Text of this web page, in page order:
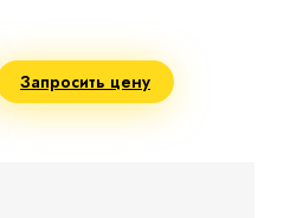
Запросить цену